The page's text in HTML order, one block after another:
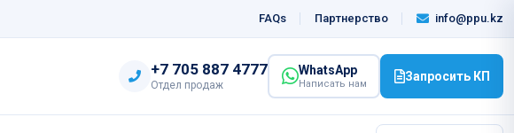
FAQs Партнерство info@ppu.kz
‎+7 705 887 4777
Отдел продаж
WhatsApp
Написать нам
Запросить КП